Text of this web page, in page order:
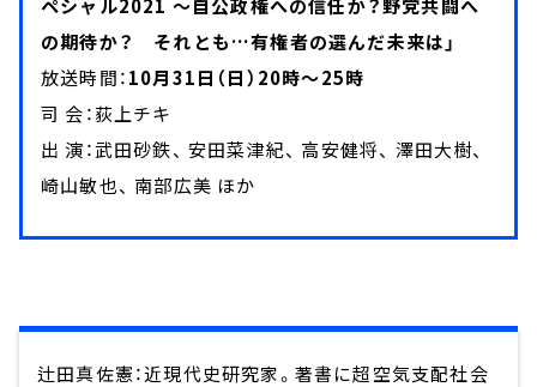
ペシャル2021 ～自公政権への信任か？野党共闘へ
の期待か？ それとも…有権者の選んだ未来は」
放送時間：10月31日（日）20時～25時
司 会：荻上チキ
出 演：武田砂鉄、 安田菜津紀、 高安健将、 澤田大樹、
崎山敏也、 南部広美 ほか
辻田真佐憲：近現代史研究家。著書に超空気支配社会